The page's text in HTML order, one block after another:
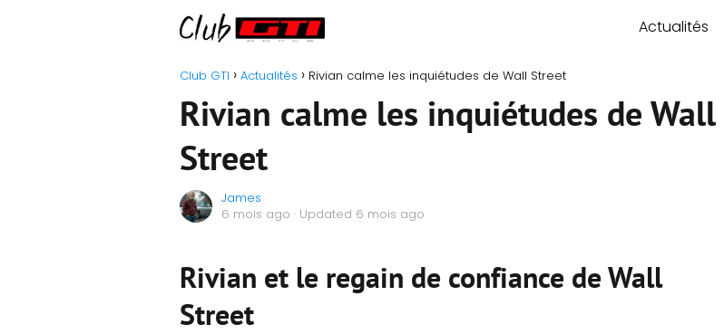
Actualités
Club GTI Actualités Rivian calme les inquiétudes de Wall Street
Rivian calme les inquiétudes de Wall
Street
James
6 mois ago · Updated 6 mois ago
Rivian et le regain de confiance de Wall
Street